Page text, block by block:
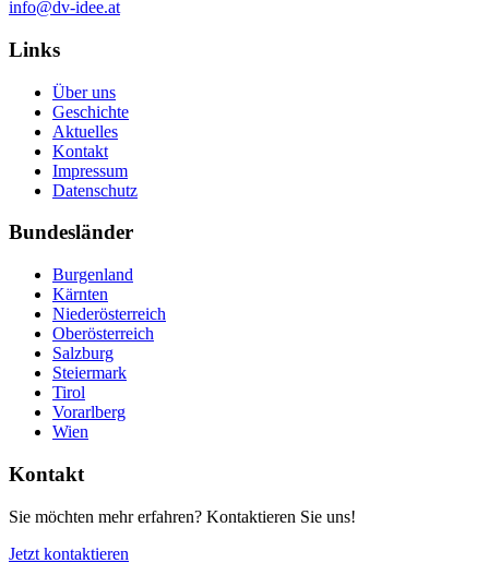
info@dv-idee.at
Links
Über uns
Geschichte
Aktuelles
Kontakt
Impressum
Datenschutz
Bundesländer
Burgenland
Kärnten
Niederösterreich
Oberösterreich
Salzburg
Steiermark
Tirol
Vorarlberg
Wien
Kontakt
Sie möchten mehr erfahren? Kontaktieren Sie uns!
Jetzt kontaktieren